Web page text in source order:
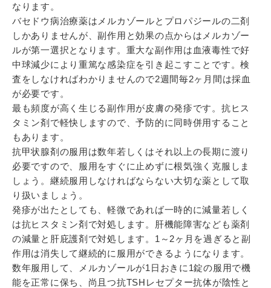
なります。
バセドウ病治療薬はメルカゾールとプロパジールの二剤
しかありませんが、副作用と効果の点からはメルカゾー
ルが第一選択となります。重大な副作用は血液毒性で好
中球減少により重篤な感染症を引き起こすことです。検
査をしなければわかりませんので2週間毎2ヶ月間は採血
が必要です。
最も頻度が高く生じる副作用が皮膚の発疹です。抗ヒス
タミン剤で軽快しますので、予防的に同時併用すること
もあります。
抗甲状腺剤の服用は数年若しくはそれ以上の長期に渡り
必要ですので、服用をすぐに止めずに根気強く克服しま
しょう。継続服用しなければならない大切な薬として取
り扱いましょう。
発疹が出たとしても、軽微であれば一時的に減量若しく
は抗ヒスタミン剤で対処します。肝機能障害なども薬剤
の減量と肝庇護剤で対処します。1～2ヶ月を過ぎると副
作用は消失して継続的に服用ができるようになります。
数年服用して、メルカゾールが1日おきに1錠の服用で機
能を正常に保ち、尚且つ抗TSHレセプター抗体が陰性と